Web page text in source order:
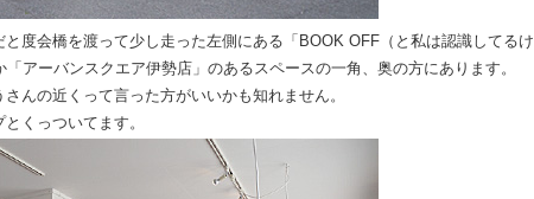
度会橋を渡って少し走った左側にある「BOOK OFF（と私は認識してるけ
「アーバンスクエア伊勢店」のあるスペースの一角、奥の方にあります。
んの近くって言った方がいいかも知れません。
くっついてます。